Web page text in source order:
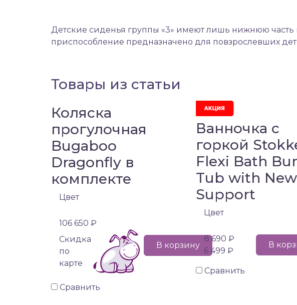
Детские сиденья группы «3» имеют лишь нижнюю часть
приспособление предназначено для повзрослевших
Товары из статьи
Коляска
прогулочная
Bugaboo
Dragonfly в
комплекте
Цвет
106 650 ₽
Cкидка
по
карте
В корзину
Сравнить
Ванночка с
горкой
Flexi Bath
Tub with
Support
Цвет
8 690 ₽
6 499 ₽
В
Сравнить